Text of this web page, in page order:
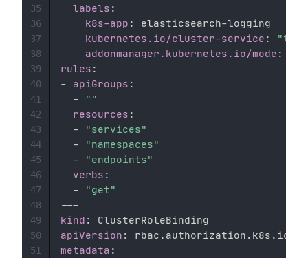
labels :
k8s-app : elasticsearch-logging
kubernetes.io/cluster-service :
addonmanager.kubernetes.io/mode :
rules :
-
apiGroups :
-
""
resources :
-
"services"
-
"namespaces"
-
"endpoints"
verbs :
-
"get"
---
kind :
apiVersion :
metadata :
35
36
37
38
39
40
41
42
43
44
45
46
47
48
49
50
51